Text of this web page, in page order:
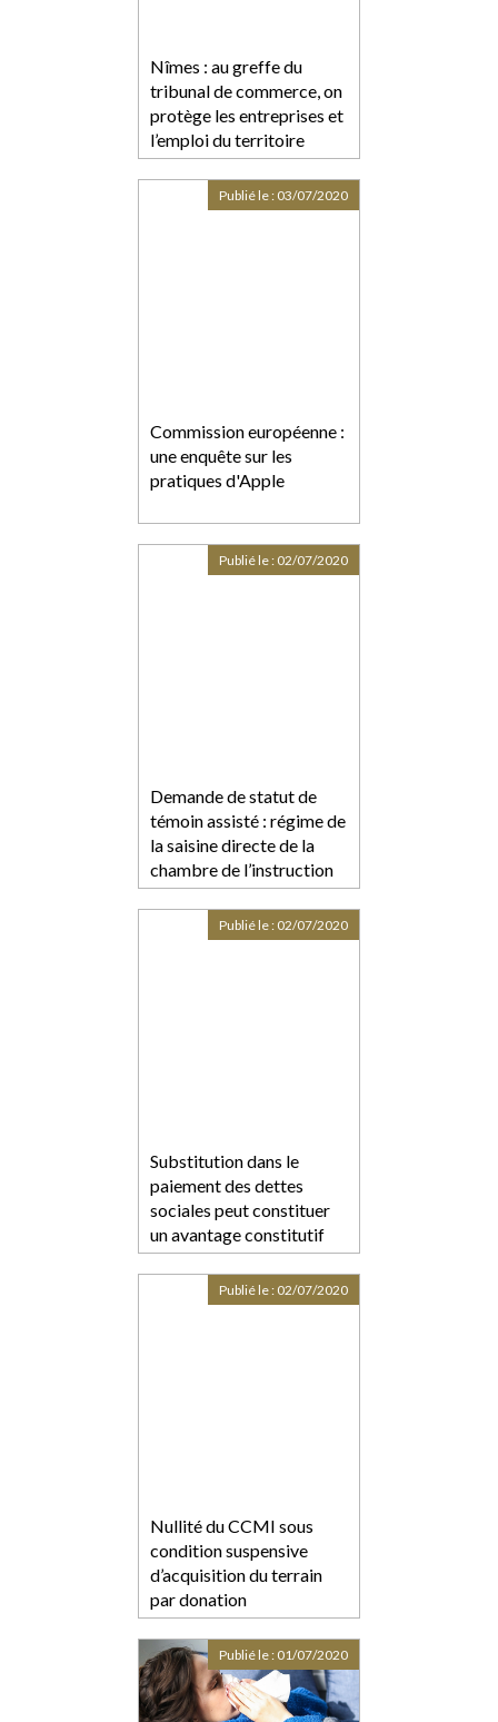
Nîmes : au greffe du
tribunal de commerce, on
protège les entreprises et
l’emploi du territoire
Commission européenne :
une enquête sur les
pratiques d'Apple
Publié le : 03/07/2020
Demande de statut de
témoin assisté : régime de
la saisine directe de la
chambre de l’instruction
Publié le : 02/07/2020
Substitution dans le
paiement des dettes
sociales peut constituer
un avantage constitutif
d’une donation indirecte à
ce titre rapportable à la
succession
Publié le : 02/07/2020
Nullité du CCMI sous
condition suspensive
d’acquisition du terrain
par donation
Publié le : 02/07/2020
Publié le : 01/07/2020